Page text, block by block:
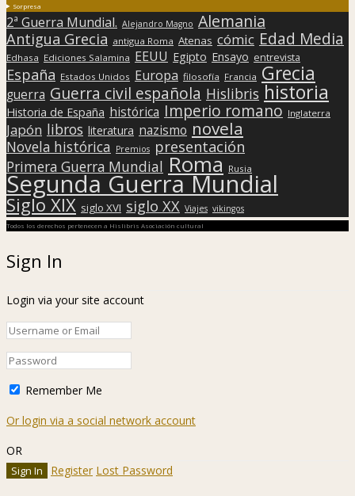
Sorpresa
2ª Guerra Mundial. Alejandro Magno Alemania
Antigua Grecia antigua Roma Atenas cómic Edad Media
Edhasa Ediciones Salamina EEUU Egipto Ensayo entrevista
España Estados Unidos Europa filosofía Francia Grecia
guerra Guerra civil española Hislibris historia
Historia de España histórica Imperio romano Inglaterra
Japón libros literatura nazismo novela
Novela histórica Premios presentación
Primera Guerra Mundial Roma Rusia
Segunda Guerra Mundial
Siglo XIX siglo XVI siglo XX Viajes vikingos
Todos los derechos pertenecen a Hislibris Asociación cultural
Sign In
Login via your site account
Remember Me
Or login via a social network account
OR
Register Lost Password